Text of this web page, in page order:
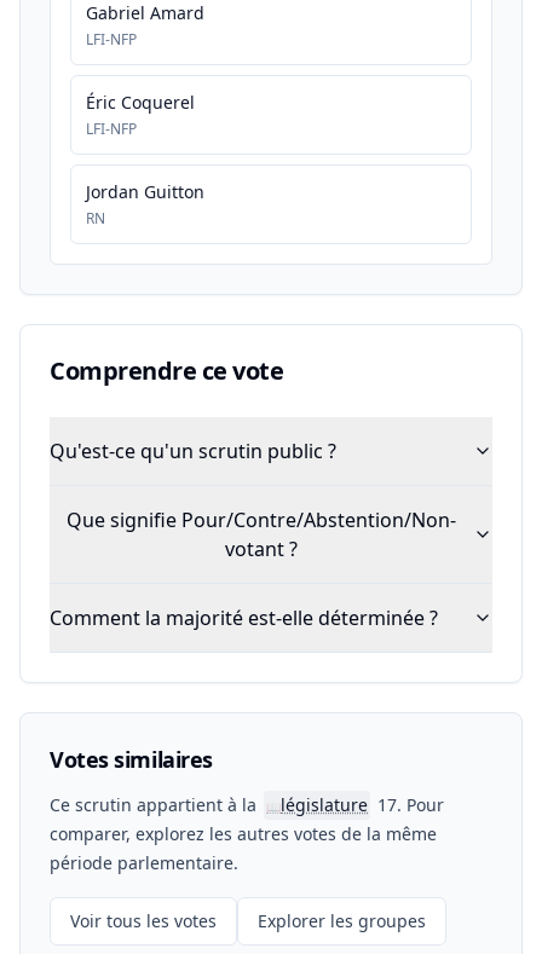
Gabriel Amard
LFI-NFP
Éric Coquerel
LFI-NFP
Jordan Guitton
RN
Comprendre ce vote
Qu'est-ce qu'un scrutin public ?
Que signifie Pour/Contre/Abstention/Non-
votant ?
Comment la majorité est-elle déterminée ?
Votes similaires
Ce scrutin appartient à la 📖législature 17. Pour
comparer, explorez les autres votes de la même
période parlementaire.
Voir tous les votes Explorer les groupes